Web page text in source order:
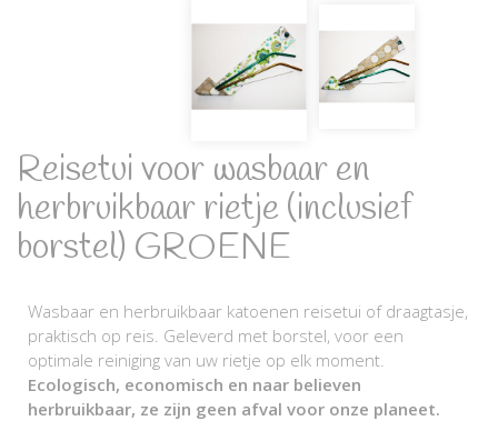
Reisetui voor wasbaar en
herbruikbaar rietje (inclusief
borstel) GROENE
Wasbaar en herbruikbaar katoenen reisetui of draagtasje,
praktisch op reis. Geleverd met borstel, voor een
optimale reiniging van uw rietje op elk moment.
Ecologisch, economisch en naar believen
herbruikbaar, ze zijn geen afval voor onze planeet.